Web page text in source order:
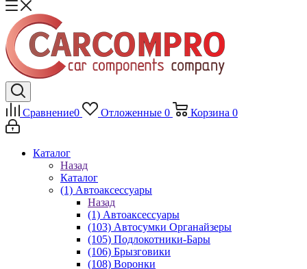
Сравнение0 Отложенные 0 Корзина 0
Каталог
Назад
Каталог
(1) Автоаксессуары
Назад
(1) Автоаксессуары
(103) Автосумки Органайзеры
(105) Подлокотники-Бары
(106) Брызговики
(108) Воронки